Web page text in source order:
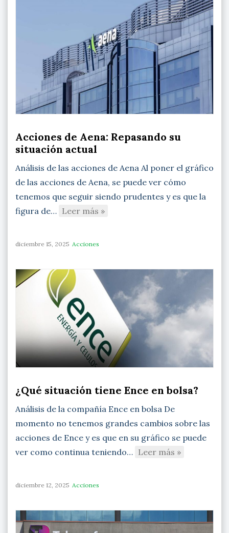
Acciones de Aena: Repasando su
situación actual
Análisis de las acciones de Aena Al poner el gráfico
de las acciones de Aena, se puede ver cómo
tenemos que seguir siendo prudentes y es que la
figura de… Leer más »
diciembre 15, 2025 Acciones
¿Qué situación tiene Ence en bolsa?
Análisis de la compañía Ence en bolsa De
momento no tenemos grandes cambios sobre las
acciones de Ence y es que en su gráfico se puede
ver como continua teniendo… Leer más »
diciembre 12, 2025 Acciones